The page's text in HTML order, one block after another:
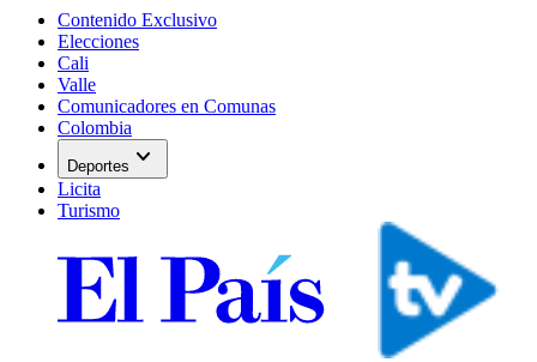
Contenido Exclusivo
Elecciones
Cali
Valle
Comunicadores en Comunas
Colombia
Deportes expand_more
Licita
Turismo